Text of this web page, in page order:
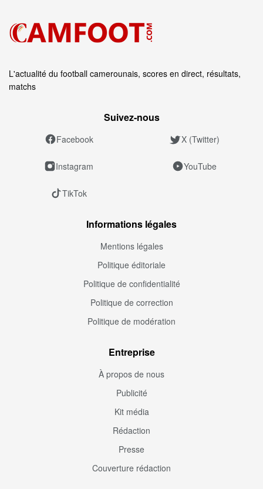
L'actualité du football camerounais, scores en direct, résultats,
matchs
Suivez‑nous
Facebook X (Twitter)
Instagram YouTube
TikTok
Informations légales
Mentions légales
Politique éditoriale
Politique de confidentialité
Politique de correction
Politique de modération
Entreprise
À propos de nous
Publicité
Kit média
Rédaction
Presse
Couverture rédaction